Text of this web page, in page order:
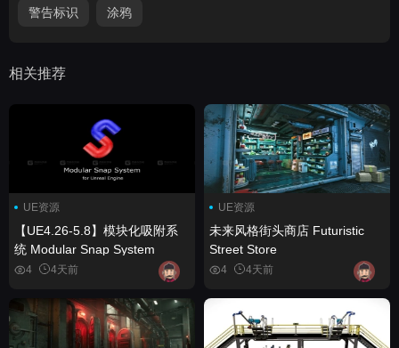
警告标识 涂鸦
相关推荐
UE资源
【UE4.26-5.8】模块化吸附系
统 Modular Snap System
4 4天前
UE资源
未来风格街头商店 Futuristic
Street Store
4 4天前